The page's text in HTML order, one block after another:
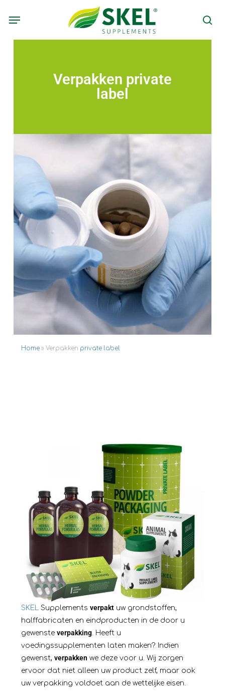
Verpakken private
label
Home» Verpakken private label
SKELSupplements verpaktuw grondstoffen,
halffabricaten en eindproducten in de door u
gewenste verpakking. Heeft u
voedingssupplementen laten maken? Indien
gewenst, verpakken we deze voor u. Wij zorgen
ervoor dat niet alleen uw product zelf, maar ook
uw verpakking voldoet aan de wettelijke eisen.